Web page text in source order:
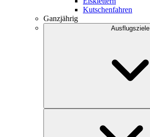
Kutschenfahren
Ganzjährig
Ausflugsziele